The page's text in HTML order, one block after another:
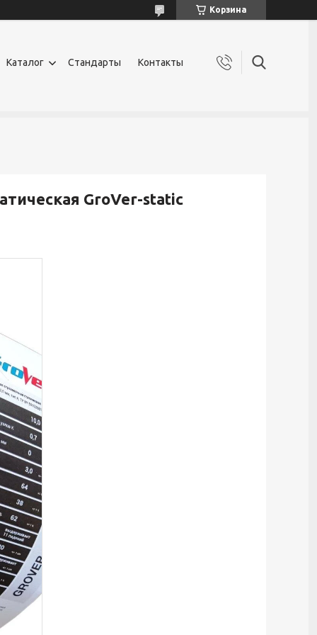
Корзина
Каталог Стандарты Контакты
GroVer-static